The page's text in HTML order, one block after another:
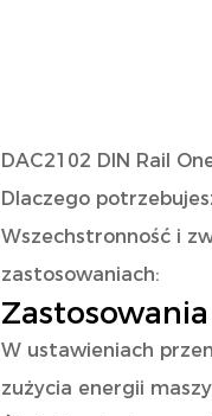
DAC2102 DIN Rail
Dlaczego
Wszechstronność i
zastosowaniach:
W ustawieniach
zużycia energii